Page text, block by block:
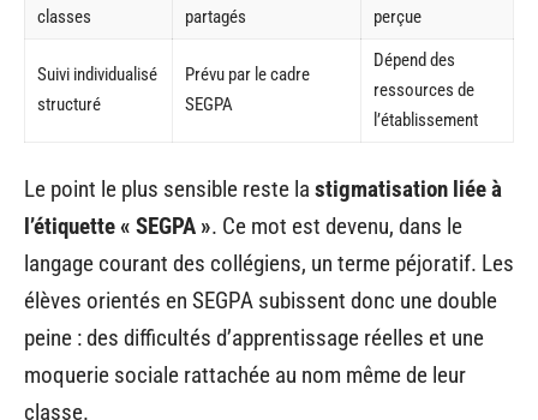
classes
partagés
perçue
Suivi individualisé
structuré
Prévu par le cadre
SEGPA
Dépend des
ressources de
l’établissement
Le point le plus sensible reste la stigmatisation liée à
l’étiquette « SEGPA ». Ce mot est devenu, dans le
langage courant des collégiens, un terme péjoratif. Les
élèves orientés en SEGPA subissent donc une double
peine : des difficultés d’apprentissage réelles et une
moquerie sociale rattachée au nom même de leur
classe.